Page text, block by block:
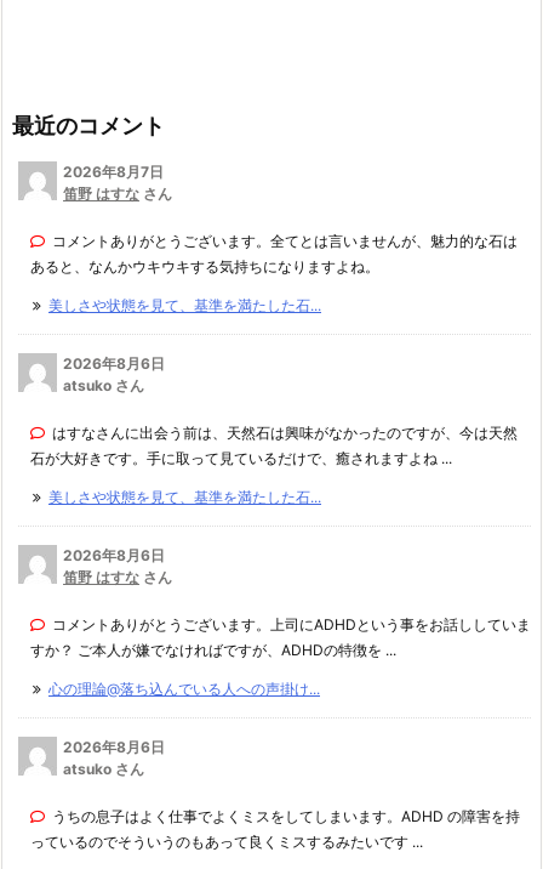
最近のコメント
2026年8月7日
笛野 はすな さん
コメントありがとうございます。全てとは言いませんが、魅力的な石は
あると、なんかウキウキする気持ちになりますよね。
美しさや状態を見て、基準を満たした石...
2026年8月6日
atsuko さん
はすなさんに出会う前は、天然石は興味がなかったのですが、今は天然
石が大好きです。手に取って見ているだけで、癒されますよね ...
美しさや状態を見て、基準を満たした石...
2026年8月6日
笛野 はすな さん
コメントありがとうございます。上司にADHDという事をお話ししていま
すか？ ご本人が嫌でなければですが、ADHDの特徴を ...
心の理論@落ち込んでいる人への声掛け...
2026年8月6日
atsuko さん
うちの息子はよく仕事でよくミスをしてしまいます。ADHD の障害を持
っているのでそういうのもあって良くミスするみたいです ...